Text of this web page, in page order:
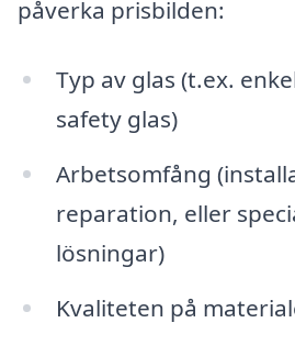
påverka prisbilden:
Typ av glas (t.ex.
safety glas)
Arbetsomfång
reparation, eller
lösningar)
Kvaliteten på